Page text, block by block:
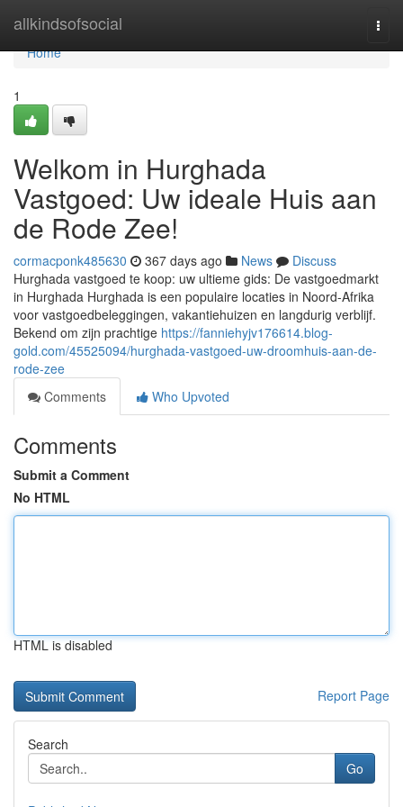
allkindsofsocial
Home
Home
1
Welkom in Hurghada
Vastgoed: Uw ideale Huis aan
de Rode Zee!
cormacponk485630 367 days ago News
Discuss
Hurghada vastgoed te koop: uw ultieme gids: De vastgoedmarkt
in Hurghada Hurghada is een populaire locaties in Noord-Afrika
voor vastgoedbeleggingen, vakantiehuizen en langdurig verblijf.
Bekend om zijn prachtige https://fanniehyjv176614.blog-
gold.com/45525094/hurghada-vastgoed-uw-droomhuis-aan-de-
rode-zee
Comments
Who Upvoted
Comments
Submit a Comment
No HTML
HTML is disabled
Report Page
Search
Go